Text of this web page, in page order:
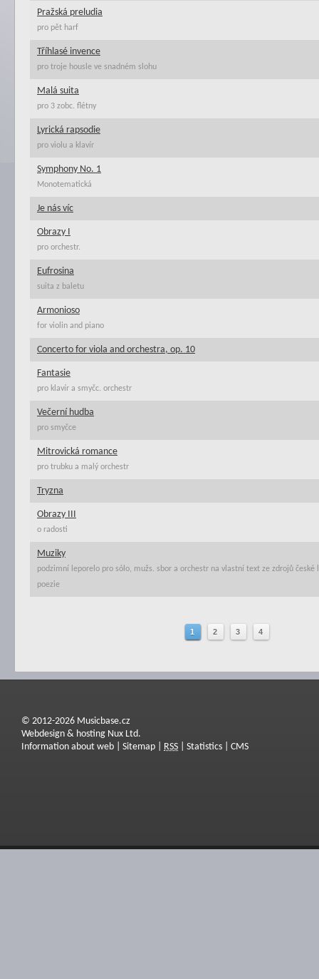
Pražská preludia
pro pět harf
Tříhlasé invence
pro troje housle ve snadném slohu
Malá suita
pro 3 zobc. flétny
Lyrická rapsodie
pro violu a klavír
Symphony No. 1
Monotematická
Je nás víc
Obrazy I
pro orchestr.
Eufrosina
suita z baletu
Armonioso
for violin and piano
Concerto for viola and orchestra, op. 10
Fantasie
pro klavír a smyčc. orchestr
Večerní hudba
pro smyčce
Mitrovická romance
pro trubku a malý orchestr
Tryzna
Obrazy III
o radosti
Muziky
podzimní leporelo pro sólo, mužs. sbor a orchestr na vlastní text ze zdrojů české
poezie
1 2 3 4
© 2012-2026 Musicbase.cz
Webdesign & hosting Nux Ltd.
Information about web
Sitemap RSS Statistics CMS